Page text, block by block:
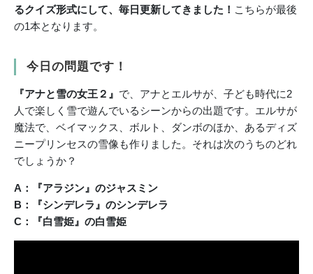
るクイズ形式にして、毎日更新してきました！ こちらが最後
の1本となります。
今日の問題です！
『アナと雪の女王２』 で、アナとエルサが、子ども時代に2
人で楽しく雪で遊んでいるシーンからの出題です。エルサが
魔法で、ベイマックス、ボルト、ダンボのほか、あるディズ
ニープリンセスの雪像も作りました。それは次のうちのどれ
でしょうか？
A：『アラジン』のジャスミン
B：『シンデレラ』のシンデレラ
C：『白雪姫』の白雪姫